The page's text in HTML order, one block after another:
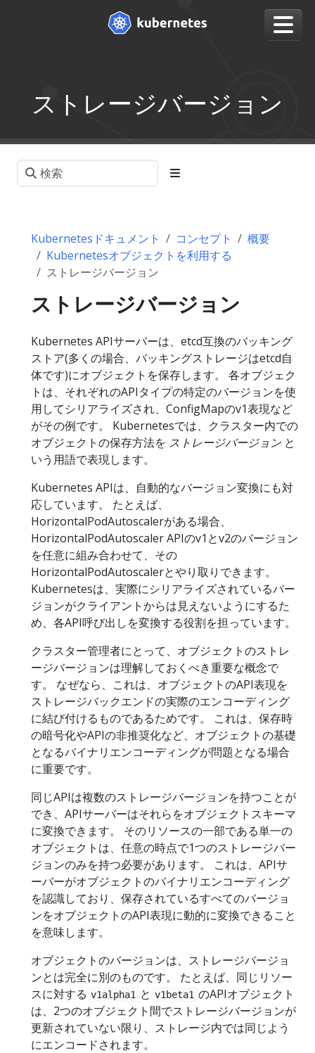
ストレージバージョン
Kubernetesドキュメント コンセプト
概要
Kubernetesオブジェクトを利用する
ストレージバージョン
ストレージバージョン
Kubernetes APIサーバーは、etcd互換のバッキング
ストア(多くの場合、バッキングストレージはetcd自
体です)にオブジェクトを保存します。 各オブジェク
トは、それぞれのAPIタイプの特定のバージョンを使
用してシリアライズされ、ConfigMapのv1表現など
がその例です。 Kubernetesでは、クラスター内での
オブジェクトの保存方法を ストレージバージョンと
いう用語で表現します。
Kubernetes APIは、自動的なバージョン変換にも対
応しています。 たとえば、
HorizontalPodAutoscalerがある場合、
HorizontalPodAutoscaler APIのv1とv2のバージョン
を任意に組み合わせて、その
HorizontalPodAutoscalerとやり取りできます。
Kubernetesは、実際にシリアライズされているバー
ジョンがクライアントからは見えないようにするた
め、各API呼び出しを変換する役割を担っています。
クラスター管理者にとって、オブジェクトのストレ
ージバージョンは理解しておくべき重要な概念で
す。 なぜなら、これは、オブジェクトのAPI表現を
ストレージバックエンドの実際のエンコーディング
に結び付けるものであるためです。 これは、保存時
の暗号化やAPIの非推奨化など、オブジェクトの基礎
となるバイナリエンコーディングが問題となる場合
に重要です。
同じAPIは複数のストレージバージョンを持つことが
でき、APIサーバーはそれらをオブジェクトスキーマ
に変換できます。 そのリソースの一部である単一の
オブジェクトは、任意の時点で1つのストレージバー
ジョンのみを持つ必要があります。 これは、APIサ
ーバーがオブジェクトのバイナリエンコーディング
を認識しており、保存されているすべてのバージョ
ンをオブジェクトのAPI表現に動的に変換できること
を意味します。
オブジェクトのバージョンは、ストレージバージョ
ンとは完全に別のものです。 たとえば、同じリソー
スに対する v1alpha1 と v1beta1 のAPIオブジェクト
は、2つのオブジェクト間でストレージバージョンが
更新されていない限り、ストレージ内では同じよう
にエンコードされます。